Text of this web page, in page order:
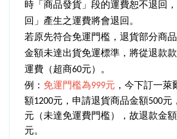
時「商品發貨」段的運費恕不退回
回」產生之運費將會退回。
若原先符合免運門檻，退貨部分商
金額未達出貨免運標準，將從退款
運費（超商60元）。
例： 免運門檻為999元 ，今下訂一萊
額1200元，申請退貨商品金額500元
元（未達免運費門檻），故退款金額
元。